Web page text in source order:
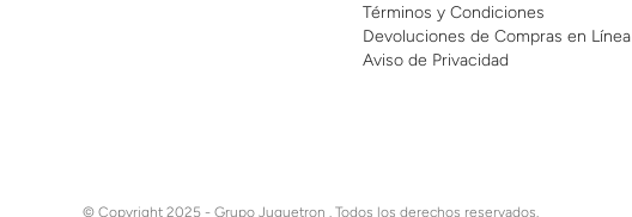
Términos y Condiciones
Devoluciones de Compras en Línea
Aviso de Privacidad
© Copyright 2025 - Grupo Juguetron . Todos los derechos reservados.